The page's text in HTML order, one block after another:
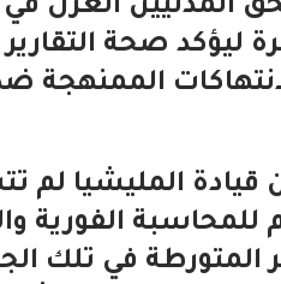
المدنيين العزل
صحة التقارير
الممنهجة
قيادة المليشيا لم
الفورية
في تلك